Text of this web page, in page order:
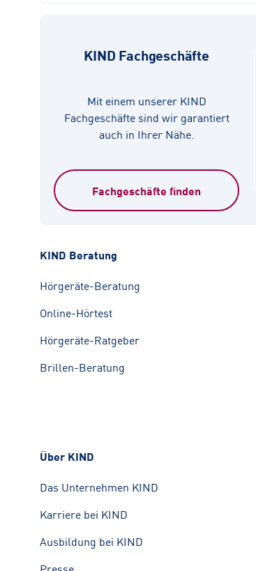
KIND Fachgeschäfte
Mit einem unserer KIND
Fachgeschäfte sind wir garantiert
auch in Ihrer Nähe.
Fachgeschäfte finden
KIND Beratung
Hörgeräte-Beratung
Online-Hörtest
Hörgeräte-Ratgeber
Brillen-Beratung
Über KIND
Das Unternehmen KIND
Karriere bei KIND
Ausbildung bei KIND